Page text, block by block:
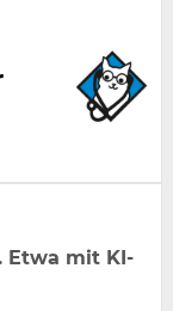
Etwa mit KI-